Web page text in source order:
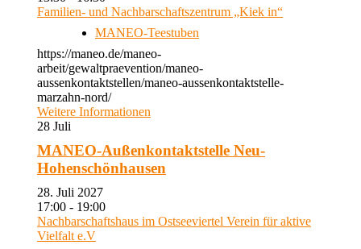
Familien- und Nachbarschaftszentrum „Kiek in“
MANEO-Teestuben
https://maneo.de/maneo-
arbeit/gewaltpraevention/maneo-
aussenkontaktstellen/maneo-aussenkontaktstelle-
marzahn-nord/
Weitere Informationen
28 Juli
MANEO-Außenkontaktstelle Neu-
Hohenschönhausen
28. Juli 2027
17:00 - 19:00
Nachbarschaftshaus im Ostseeviertel Verein für aktive
Vielfalt e.V